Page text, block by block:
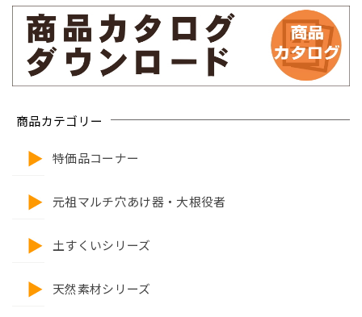
商品カテゴリー
特価品コーナー
元祖マルチ穴あけ器・大根役者
土すくいシリーズ
天然素材シリーズ